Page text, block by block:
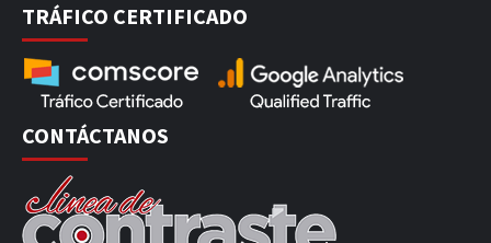
TRÁFICO CERTIFICADO
CONTÁCTANOS